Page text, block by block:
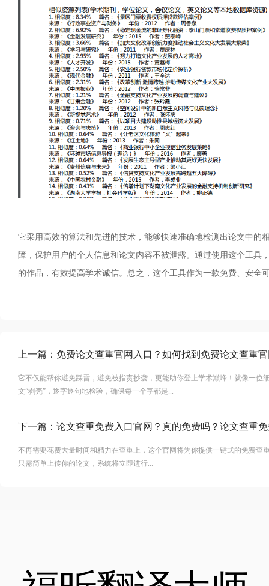
它采用高效的算法和先进的技术，能够快速准确地检测出论文中
障，保护用户的个人信息和论文内容不被泄露。通过使用这个工
的作品，有效提高学术诚信。总之，这个工具作为一款免费、安
上一篇： 免费论文查重官网入口？如何找到免费论文查重
它不仅能帮你避免踩雷，避免被指责抄袭，更能助你登上学术巅峰！就像一位
文“剥壳”，逐字逐句地检验，确保每一个字都是...
下一篇： 论文查重免费入口官网？真的免费吗？论文查重
不再需要花费大量时间和精力在查重上，这个官网将为你提供一键式的免费查
只需简单上传你的论文，系统将立即进行...